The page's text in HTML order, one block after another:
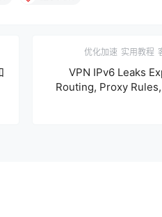
优化加速 实用教程
VPN IPv6 Leaks
Routing, Proxy